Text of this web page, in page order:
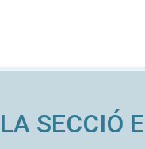
SECCIÓ